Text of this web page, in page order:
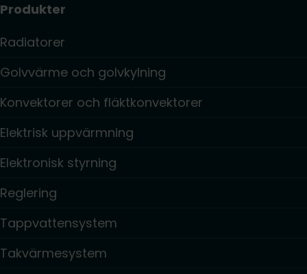
Produkter
Radiatorer
Golvvärme och golvkylning
Konvektorer och fläktkonvektorer
Elektrisk uppvärmning
Elektronisk styrning
Reglering
Tappvattensystem
Takvärmesystem